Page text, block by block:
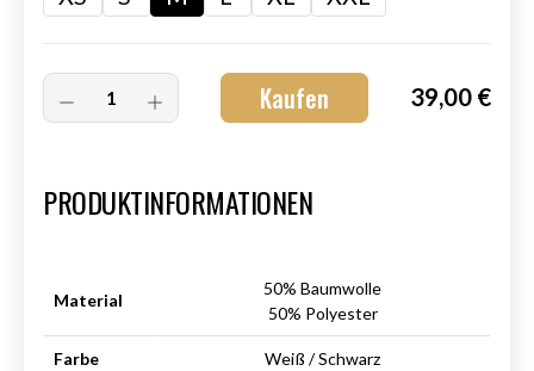
Kaufen 39,00 €
PRODUKTINFORMATIONEN
Material
50% Baumwolle
50% Polyester
Farbe Weiß / Schwarz